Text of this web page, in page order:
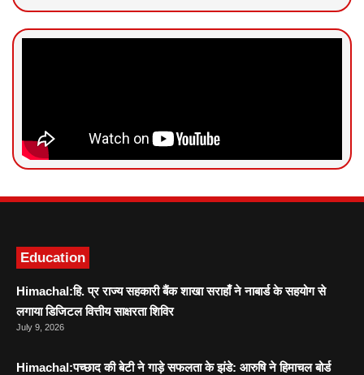
Education
Himachal:हि. प्र राज्य सहकारी बैंक शाखा सराहाँ ने नाबार्ड के सहयोग से
लगाया डिजिटल वित्तीय साक्षरता शिविर
July 9, 2026
Himachal:पच्छाद की बेटी ने गाड़े सफलता के झंडे: आरुषि ने हिमाचल बोर्ड